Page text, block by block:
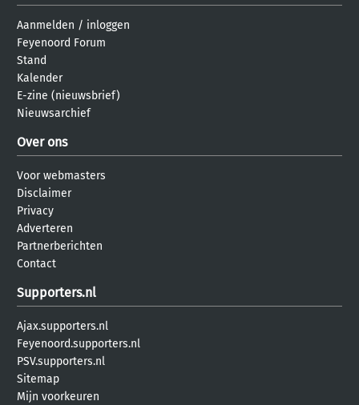
Aanmelden / inloggen
Feyenoord Forum
Stand
Kalender
E-zine (nieuwsbrief)
Nieuwsarchief
Over ons
Voor webmasters
Disclaimer
Privacy
Adverteren
Partnerberichten
Contact
Supporters.nl
Ajax.supporters.nl
Feyenoord.supporters.nl
PSV.supporters.nl
Sitemap
Mijn voorkeuren